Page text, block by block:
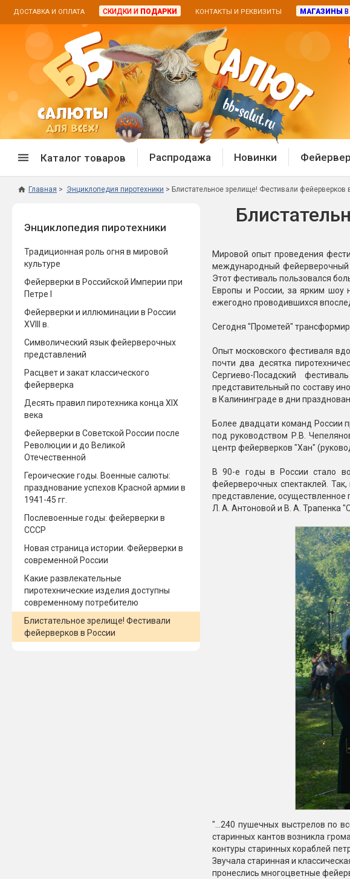
ДОСТАВКА И ОПЛАТА СКИДКИ И ПОДАРКИ КОНТАКТЫ И РЕКВИЗИТЫ МАГАЗИНЫ
Каталог товаров
Распродажа фейерверков
Распродажа бенгальских огней
Новинки 2025/26
Фейерверки на свадьбу
Фейерверк-шоу
Батареи салютов
Цветной дым
Хлопушки
Батареи салютов
Маленькие фейерверки
Средние фейерверки
Большие фейерверки
Супер-фейерверки
Пневмохлопушки
Петарды
Фитильные
Корсары
Летающие и наземные
Жуки
Циркоблицы
Цветной дым и огонь
Факелы цветного огня
Цветной дым
Сигнальная пиротехника
Распродажа Новинки
Главная Энциклопедия пиротехники Блистательное зрелище! Фестивали фейерверков
Энциклопедия пиротехники
Традиционная роль огня в мировой
культуре
Фейерверки в Российской Империи при
Петре I
Фейерверки и иллюминации в России
XVIII в.
Символический язык фейерверочных
представлений
Расцвет и закат классического
фейерверка
Десять правил пиротехника конца XIX
века
Фейерверки в Советской России после
Революции и до Великой
Отечественной
Героические годы. Военные салюты:
празднование успехов Красной армии в
1941-45 гг.
Послевоенные годы: фейерверки в
СССР
Новая страница истории. Фейерверки в
современной России
Какие развлекательные
пиротехнические изделия доступны
современному потребителю
Блистательное зрелище! Фестивали
фейерверков в России
Мировой опыт проведения
международный фейерверочный
Этот фестиваль пользовался
Европы и России, за ярким шоу
ежегодно проводившихся
Сегодня "Прометей"
Опыт московского фестиваля
почти два десятка
Сергиево-Посадский
представительный по составу
в Калининграде в дни
Более двадцати команд России
под руководством Р.В.
центр фейерверков "Хан"
В 90-е годы в России стало
фейерверочных спектаклей.
представление, осуществленное
Л. А. Антоновой и В. А. Трапенка
"...240 пушечных выстрелов по
старинных кантов возникла
контуры старинных кораблей
Звучала старинная и
пронеслись многоцветные